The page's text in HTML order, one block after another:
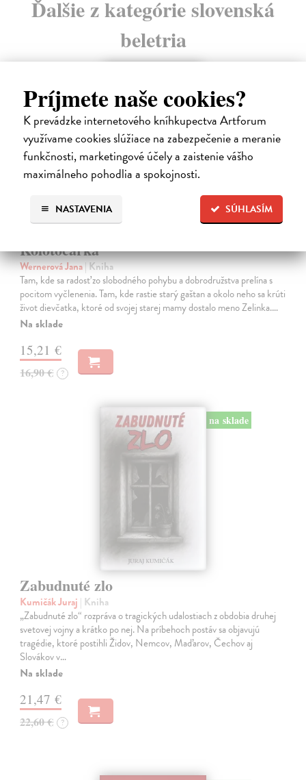
Príjmete naše cookies?
K prevádzke internetového kníhkupectva Artforum
využívame cookies slúžiace na zabezpečenie a meranie
funkčnosti, marketingové účely a zaistenie vášho
maximálneho pohodlia a spokojnosti.
SÚHLASÍM
NASTAVENIA
Ďalšie z kategórie slovenská
beletria
Kolotočárka
Wernerová Jana| Kniha
Tam, kde sa radosť zo slobodného pohybu a dobrodružstva prelína s
pocitom vyčlenenia. Tam, kde rastie starý gaštan a okolo neho sa krúti
život dievčatka, ktoré od svojej starej mamy dostalo meno Zelinka.…
Na sklade
15,21 €
16,90 € ?
na sklade
Zabudnuté zlo
Kumičák Juraj | Kniha
„Zabudnuté zlo“ rozpráva o tragických udalostiach z obdobia druhej
svetovej vojny a krátko po nej. Na príbehoch postáv sa objavujú
tragédie, ktoré postihli Židov, Nemcov, Maďarov, Čechov aj
Slovákov v…
Na sklade
21,47 €
22,60 € ?